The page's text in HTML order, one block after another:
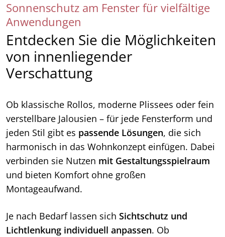
Sonnenschutz am Fenster für vielfältige
Anwendungen
Entdecken Sie die Möglichkeiten
von innenliegender
Verschattung
Ob klassische Rollos, moderne Plissees oder fein
verstellbare Jalousien – für jede Fensterform und
jeden Stil gibt es passende Lösungen, die sich
harmonisch in das Wohnkonzept einfügen. Dabei
verbinden sie Nutzen mit Gestaltungsspielraum
und bieten Komfort ohne großen
Montageaufwand.
Je nach Bedarf lassen sich Sichtschutz und
Lichtlenkung individuell anpassen. Ob